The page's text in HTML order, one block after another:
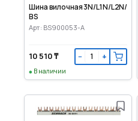
Шина вилочная 3N/L1N/L2N/
BS
Арт: BS900053-A
10 510 ₸ − +
В наличии